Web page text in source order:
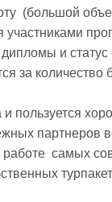
(большой
участниками
и статус
за
пользуется
партнеров
работе  самых